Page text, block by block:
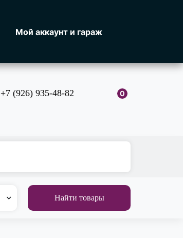
Мой аккаунт и гараж
+7 (926) 935-48-82 0
Найти товары